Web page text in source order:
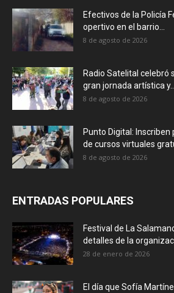
Efectivos de la Policía
opertivo en el barrio...
8 de agosto de 2026
Radio Satelital celebró
gran jornada artística y...
8 de agosto de 2026
Punto Digital:
de cursos virtuales
8 de agosto de 2026
ENTRADAS POPULARES
Festival de La
detalles de la
28 de enero de 2026
El día que Sofía